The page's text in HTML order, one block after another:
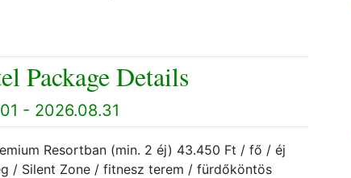
Package Details
- 2026.08.31
Resortban (min. 2 éj) 43.450 Ft / fő / éj
/ Silent Zone / fitnesz terem / fürdőköntös